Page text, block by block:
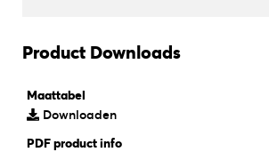
Product Downloads
Maattabel
Downloaden
PDF product info